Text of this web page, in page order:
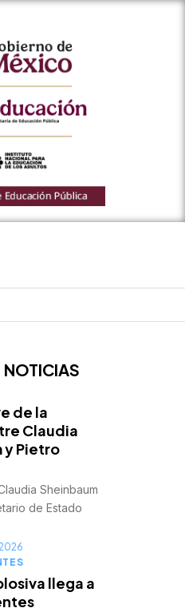
NOTICIAS
de la
Claudia
y Pietro
Sheinbaum
de Estado
llega a